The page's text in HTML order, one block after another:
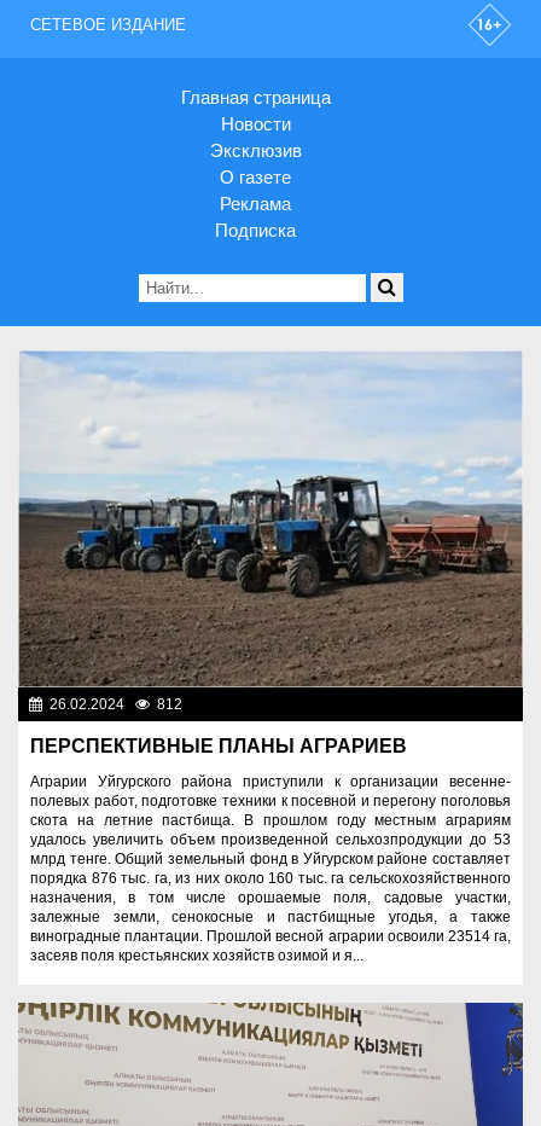
СЕТЕВОЕ ИЗДАНИЕ
Главная страница
Новости
Эксклюзив
О газете
Реклама
Подписка
26.02.2024 812
ПЕРСПЕКТИВНЫЕ ПЛАНЫ АГРАРИЕВ
Аграрии Уйгурского района приступили к организации весенне-
полевых работ, подготовке техники к посевной и перегону поголовья
скота на летние пастбища. В прошлом году местным аграриям
удалось увеличить объем произведенной сельхозпродукции до 53
млрд тенге. Общий земельный фонд в Уйгурском районе составляет
порядка 876 тыс. га, из них около 160 тыс. га сельскохозяйственного
назначения, в том числе орошаемые поля, садовые участки,
залежные земли, сенокосные и пастбищные угодья, а также
виноградные плантации. Прошлой весной аграрии освоили 23514 га,
засеяв поля крестьянских хозяйств озимой и я...